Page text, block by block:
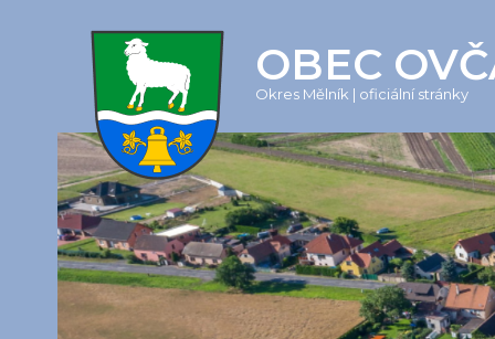
OBEC
Okres Mělník | oficiální stránky